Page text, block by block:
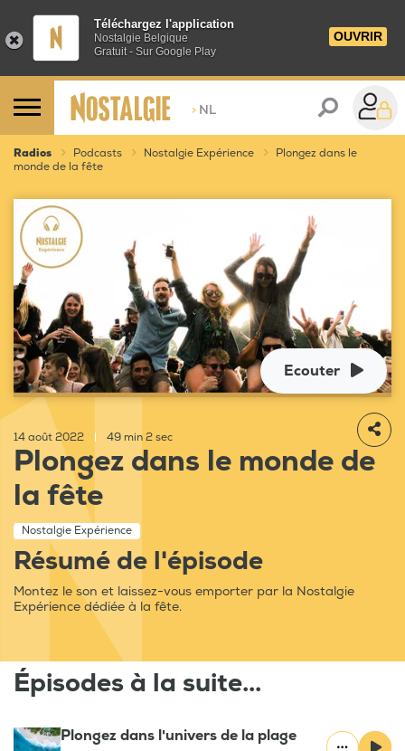
Téléchargez l'application
Nostalgie Belgique
Gratuit - Sur Google Play
OUVRIR
> NL
Radios Podcasts Nostalgie Expérience
Plongez dans le
monde de la fête
Ecouter
14 août 2022 49 min 2 sec
Plongez dans le monde de
la fête
Nostalgie Expérience
Résumé de l'épisode
Montez le son et laissez-vous emporter par la Nostalgie
Expérience dédiée à la fête.
Épisodes à la suite...
Plongez dans l'univers de la plage